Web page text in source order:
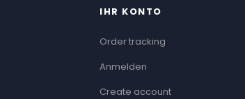
IHR KONTO
Order tracking
Anmelden
Create account